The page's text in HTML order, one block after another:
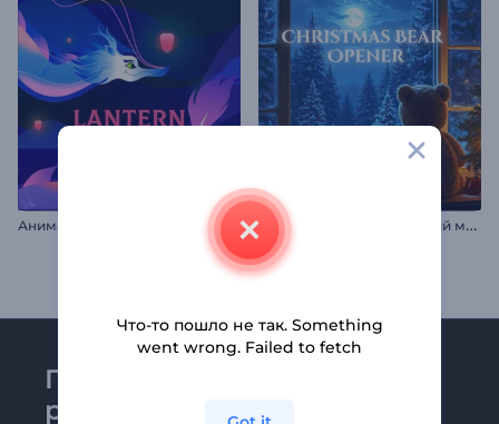
Анимация: Фестиваль фонарей З
аставка "Рождественский медведь"
Присоединяйтесь к
рассылке Renderforest
Что-то пошло не так. Something
went wrong. Failed to fetch